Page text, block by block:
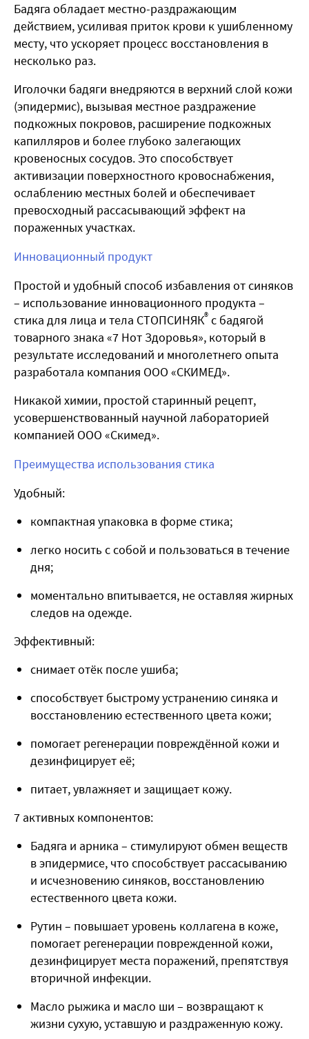
Бадяга обладает местно-раздражающим
действием, усиливая приток крови к ушибленному
месту, что ускоряет процесс восстановления в
несколько раз.
Иголочки бадяги внедряются в верхний слой кожи
(эпидермис), вызывая местное раздражение
подкожных покровов, расширение подкожных
капилляров и более глубоко залегающих
кровеносных сосудов. Это способствует
активизации поверхностного кровоснабжения,
ослаблению местных болей и обеспечивает
превосходный рассасывающий эффект на
пораженных участках.
Инновационный продукт
Простой и удобный способ избавления от синяков
– использование инновационного продукта –
стика для лица и тела СТОПСИНЯК® с бадягой
товарного знака «7 Нот Здоровья», который в
результате исследований и многолетнего опыта
разработала компания ООО «СКИМЕД».
Никакой химии, простой старинный рецепт,
усовершенствованный научной лабораторией
компанией ООО «Скимед».
Преимущества использования стика
Удобный:
компактная упаковка в форме стика;
легко носить с собой и пользоваться в течение
дня;
моментально впитывается, не оставляя жирных
следов на одежде.
Эффективный:
снимает отёк после ушиба;
способствует быстрому устранению синяка и
восстановлению естественного цвета кожи;
помогает регенерации повреждённой кожи и
дезинфицирует её;
питает, увлажняет и защищает кожу.
7 активных компонентов:
Бадяга и арника – стимулируют обмен веществ
в эпидермисе, что способствует рассасыванию
и исчезновению синяков, восстановлению
естественного цвета кожи.
Рутин – повышает уровень коллагена в коже,
помогает регенерации поврежденной кожи,
дезинфицирует места поражений, препятствуя
вторичной инфекции.
Масло рыжика и масло ши – возвращают к
жизни сухую, уставшую и раздраженную кожу.